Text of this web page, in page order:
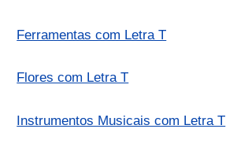
Ferramentas com Letra T
Flores com Letra T
Instrumentos Musicais com Letra T